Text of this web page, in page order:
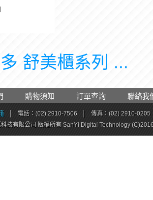
舒美櫃系列 ...
購物須知 訂單查詢 聯絡我
電話：(02) 2910-7506
傳真：(02) 2910-0205
技有限公司 版權所有 SanYi Digital Technology